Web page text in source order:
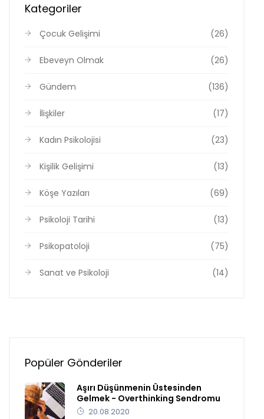
Kategoriler
Çocuk Gelişimi (26)
Ebeveyn Olmak (26)
Gündem (136)
İlişkiler (17)
Kadın Psikolojisi (23)
Kişilik Gelişimi (13)
Köşe Yazıları (69)
Psikoloji Tarihi (13)
Psikopatoloji (75)
Sanat ve Psikoloji (14)
Popüler Gönderiler
Aşırı Düşünmenin Üstesinden
Gelmek - Overthinking Sendromu
20.08.2020